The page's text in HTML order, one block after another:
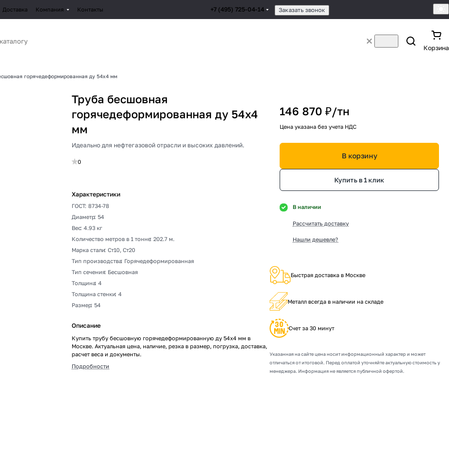
Доставка Компания Контакты +7 (495) 725-04-14 Заказать звонок
Корзина
горячедеформированная ду 54х4 мм
Труба бесшовная
горячедеформированная ду 54х4
мм
Идеально для нефтегазовой отрасли и высоких давлений.
0
Характеристики
ГОСТ: 8734-78
Диаметр: 54
Вес: 4.93 кг
Количество метров в 1 тонне: 202.7 м.
Марка стали: Ст10, Ст20
Тип производства: Горячедеформированная
Тип сечения: Бесшовная
Толщина: 4
Толщина стенки: 4
Размер: 54
Описание
Купить трубу бесшовную горячедеформированную ду 54х4 мм в
Москве. Актуальная цена, наличие, резка в размер, погрузка, доставка,
расчет веса и документы.
Подробности
146 870 ₽/тн
Цена указана без учета НДС
В корзину
Купить в 1 клик
В наличии
Рассчитать доставку
Нашли дешевле?
Быстрая доставка в Москве
Металл всегда в наличии на складе
Счет за 30 минут
Указанная на сайте цена носит информационный характер и может
отличаться от итоговой. Перед оплатой уточняйте актуальную стоимость у
менеджера. Информация не является публичной офертой.